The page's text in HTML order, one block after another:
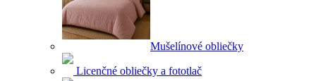
Mušelínové obliečky
Licenčné obliečky a fototlač